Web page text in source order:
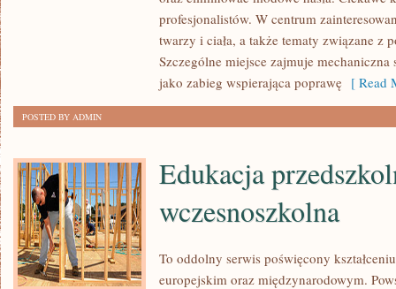
PRZECIWWSKAZANIA
BEZPIECZEŃSTWO
profesjonalistów. W centrum
twarzy i ciała, a także tematy związane z
Szczególne miejsce zajmuje
jako zabieg wspierająca poprawę [ Read
POSTED BY ADMIN
Edukacja
wczesnoszkolna
To oddolny serwis poświęcony
europejskim oraz międzynarodowym.